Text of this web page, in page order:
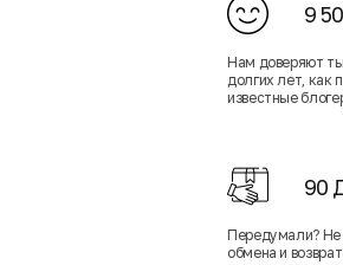
9
Нам доверяют
долгих лет, как
известные
90
Передумали? Не
обмена и